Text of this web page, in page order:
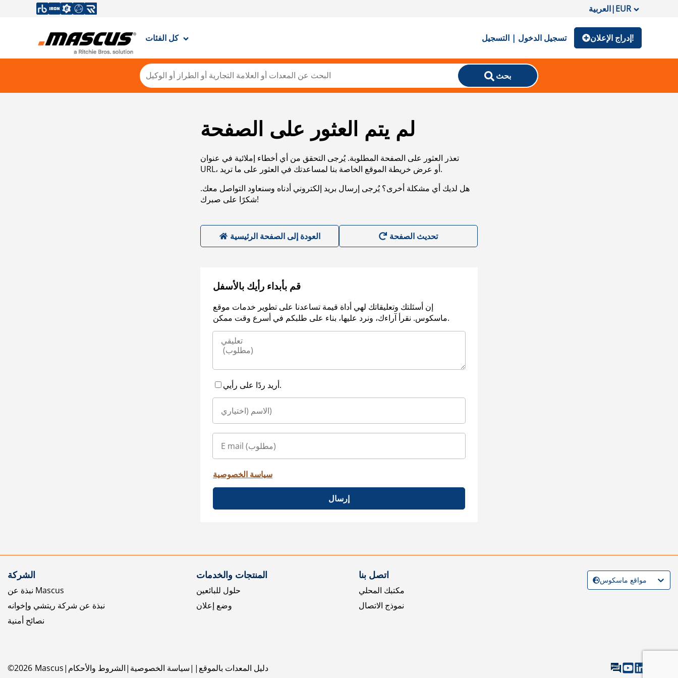
العربية|EUR
كل الفئات تسجيل الدخول | التسجيل إدراج الإعلان!
بحث
لم يتم العثور على الصفحة
تعذر العثور على الصفحة المطلوبة. يُرجى التحقق من أي أخطاء إملائية في عنوان
URL، أو عرض خريطة الموقع الخاصة بنا لمساعدتك في العثور على ما تريد.
هل لديك أي مشكلة أخرى؟ يُرجى إرسال بريد إلكتروني أدناه وسنعاود التواصل معك.
شكرًا على صبرك!
العودة إلى الصفحة الرئيسية
قم بأبداء رأيك بالأسفل
إن أسئلتك وتعليقاتك لهي أداة قيمة تساعدنا على تطوير خدمات موقع
ماسكوس. نقرأ آراءك، ونرد عليها، بناء على طلبكم في أسرع وقت ممكن.
أريد ردًا على رأيي.
سياسة الخصوصية
إرسال
الشركة
نبذة عن Mascus
نبذة عن شركة ريتشي وإخوانه
نصائح أمنية
المنتجات والخدمات
حلول للبائعين
وضع إعلان
اتصل بنا
مكتبك المحلي
نموذج الاتصال
©2026 Mascus الشروط والأحكام سياسة الخصوصية دليل المعدات بالموقع
مواقع ماسكوس